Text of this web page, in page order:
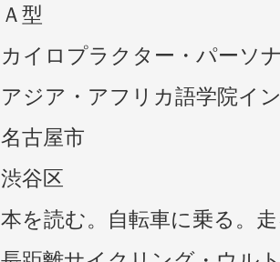
Ａ型
カイロプラクター・パーソ
アジア・アフリカ語学院イ
名古屋市
渋谷区
本を読む。自転車に乗る。